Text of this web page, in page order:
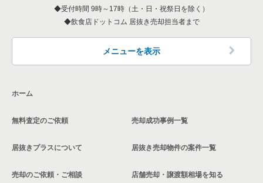
中郡の飲食店の居抜き売却物件の案件一覧
三浦郡の飲食店の居抜き売却物件の案件一覧
茅ヶ崎市の飲食店の居抜き売却物件の案件一覧
川崎市麻生区の飲食店の居抜き売却物件の案件一覧
相模原市中央区の飲食店の居抜き売却物件の案件一覧
神奈川県の和食の居抜き売却物件の案件一覧
神奈川県の洋食の居抜き売却物件の案件一覧
川崎市中原区の洋食の居抜き売却物件の案件一覧
受付時間 9時～17時（土・日・祝祭日を除く）
飲食店ドットコム 居抜き売却担当者まで
メニューを表示
ホーム
無料査定のご依頼
居抜きプラスについて
売却のご依頼・ご相談
売却成功事例一覧
居抜き売却物件の案件一覧
店舗売却・譲渡額相場を知る